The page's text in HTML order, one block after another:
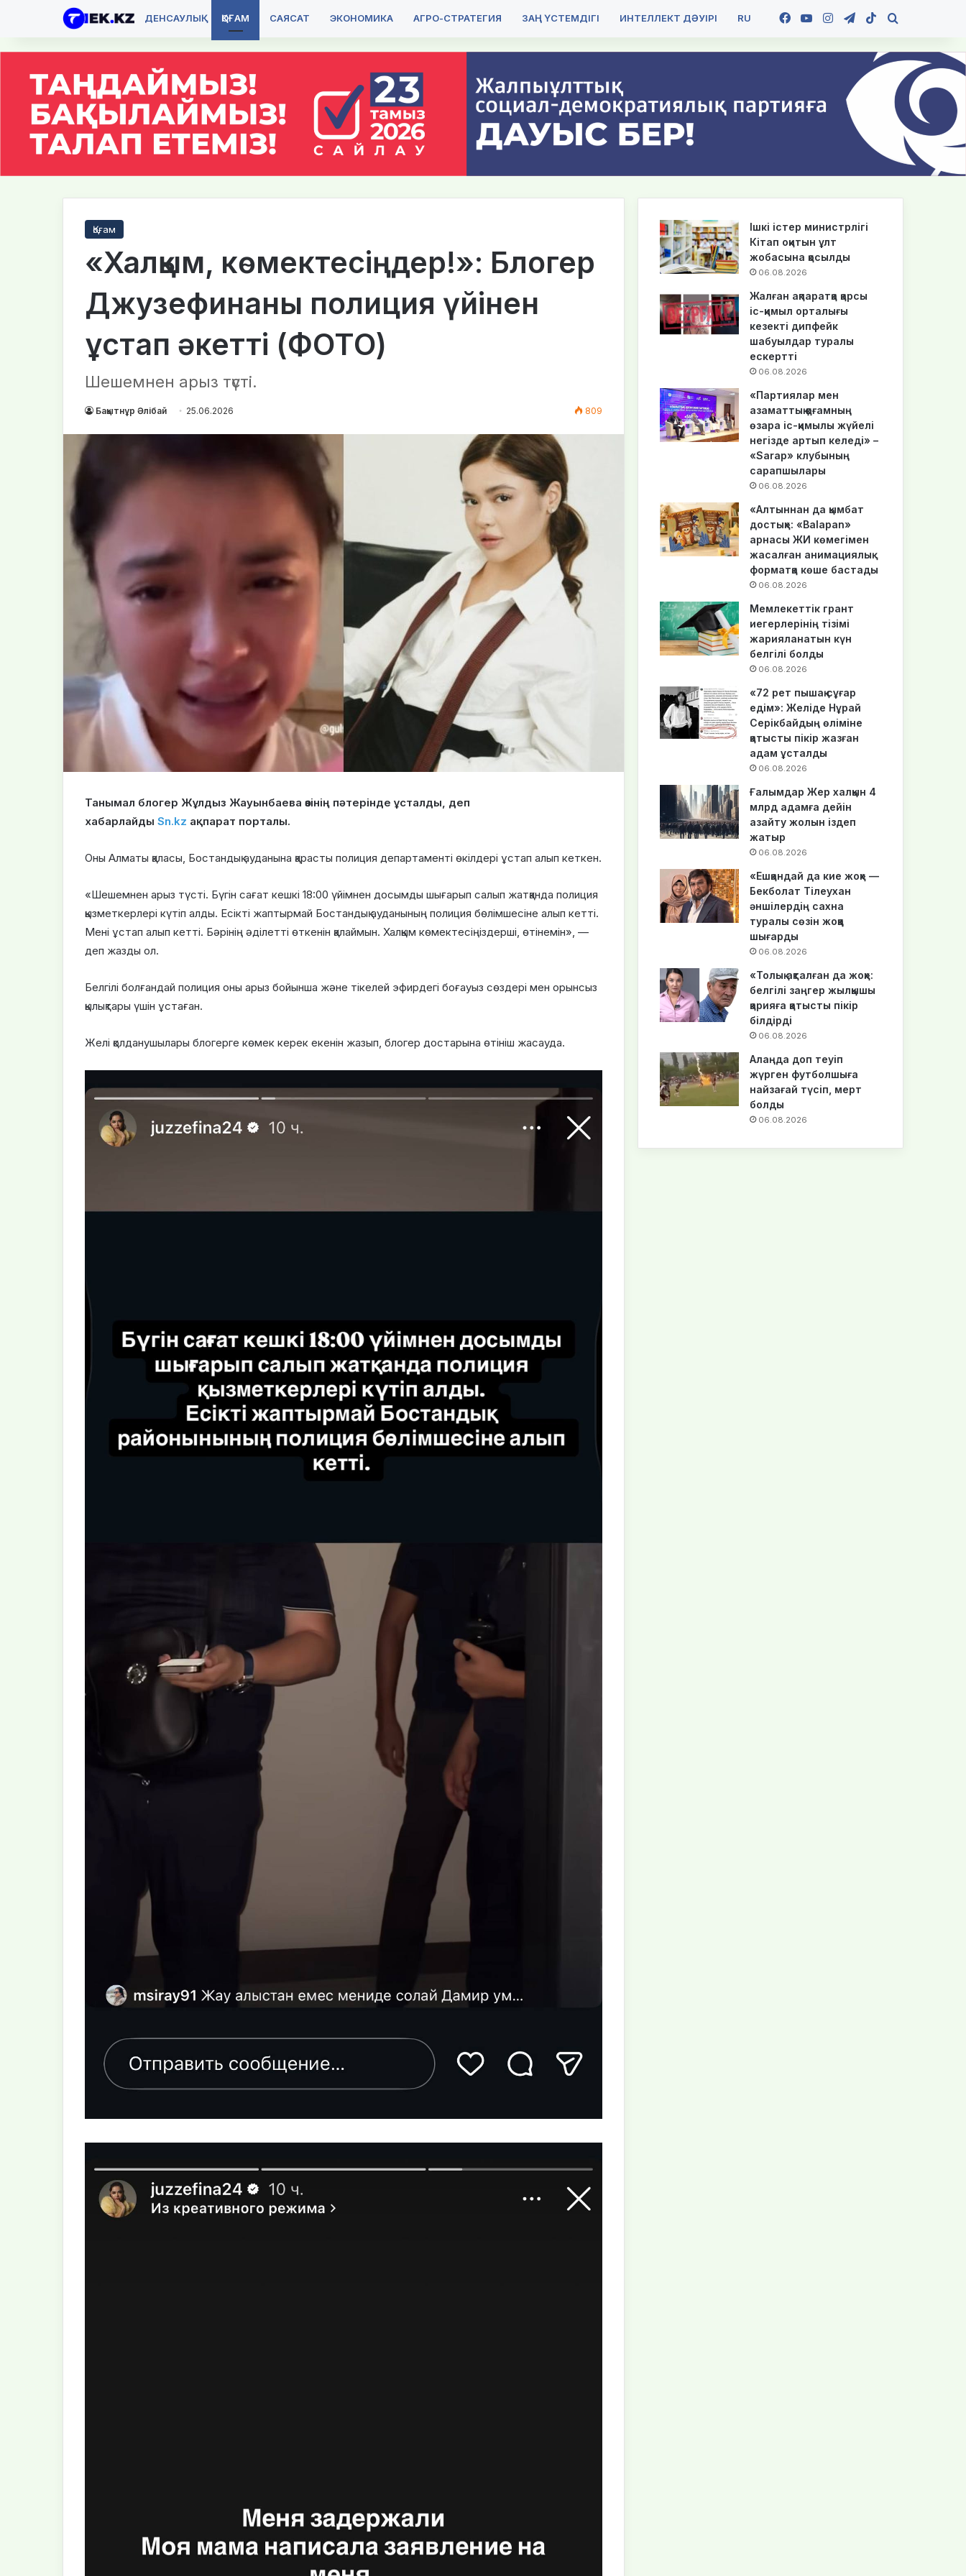
ДЕНСАУЛЫҚ ҚОҒАМ САЯСАТ ЭКОНОМИКА АГРО-СТРАТЕГИЯ ЗАҢ ҮСТЕМДІГІ ИНТЕЛЛЕКТ ДӘУІРІ RU Facebook
YouTubeInstagramTelegram
TikTok
Қоғам
«Халқым, көмектесіңдер!»: Блогер
Джузефинаны полиция үйінен
ұстап әкетті (ФОТО)
Шешемнен арыз түсті.
Бақытнұр Әлібай 25.06.2026 809
Танымал блогер Жұлдыз Жауынбаева өзінің пәтерінде ұсталды, деп
хабарлайды Sn.kz ақпарат порталы.
Оны Алматы қаласы, Бостандық ауданына қарасты полиция департаменті өкілдері ұстап алып кеткен.
«Шешемнен арыз түсті. Бүгін сағат кешкі 18:00 үйімнен досымды шығарып салып жатқанда полиция
қызметкерлері күтіп алды. Есікті жаптырмай Бостандық ауданының полиция бөлімшесіне алып кетті.
Мені ұстап алып кетті. Бәрінің әділетті өткенін қалаймын. Халқым көмектесіңіздерші, өтінемін», —
деп жазды ол.
Белгілі болғандай полиция оны арыз бойынша және тікелей эфирдегі боғауыз сөздері мен орынсыз
қылықтары үшін ұстаған.
Желі қолданушылары блогерге көмек керек екенін жазып, блогер достарына өтініш жасауда.
Ішкі істер министрлігі
Кітап оқитын ұлт
жобасына қосылды
06.08.2026
Жалған ақпаратқа қарсы
іс-қимыл орталығы
кезекті дипфейк
шабуылдар туралы
ескертті
06.08.2026
«Партиялар мен
азаматтық қоғамның
өзара іс-қимылы жүйелі
негізде артып келеді» –
«Sarap» клубының
сарапшылары
06.08.2026
«Алтыннан да қымбат
достық»: «Balapan»
арнасы ЖИ көмегімен
жасалған анимациялық
форматқа көше бастады
06.08.2026
Мемлекеттік грант
иегерлерінің тізімі
жарияланатын күн
белгілі болды
06.08.2026
«72 рет пышақ сұғар
едім»: Желіде Нұрай
Серікбайдың өліміне
қатысты пікір жазған
адам ұсталды
06.08.2026
Ғалымдар Жер халқын 4
млрд адамға дейін
азайту жолын іздеп
жатыр
06.08.2026
«Ешқандай да кие жоқ» —
Бекболат Тілеухан
әншілердің сахна
туралы сөзін жоққа
шығарды
06.08.2026
«Толық ақталған да жоқ»:
белгілі заңгер жылқышы
қарияға қатысты пікір
білдірді
06.08.2026
Алаңда доп теуіп
жүрген футболшыға
найзағай түсіп, мерт
болды
06.08.2026